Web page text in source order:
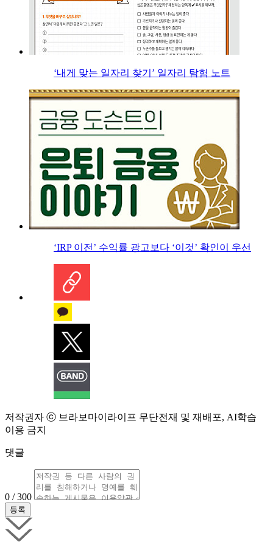
‘내게 맞는 일자리 찾기’ 일자리 탐험 노트
‘IRP 이전’ 수익률 광고보다 ‘이것’ 확인이 우선
저작권자 ⓒ 브라보마이라이프 무단전재 및 재배포, AI학습
이용 금지
댓글
0 / 300